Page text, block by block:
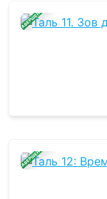
ЗАВЕРШЕНА
ЗАВЕРШЕНА